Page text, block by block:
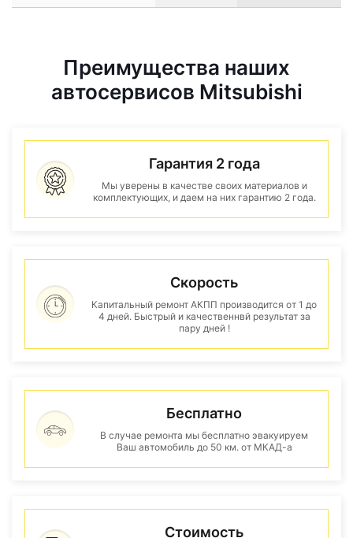
Преимущества наших
автосервисов Mitsubishi
Гарантия 2 года
Мы уверены в качестве своих материалов и
комплектующих, и даем на них гарантию 2 года.
Скорость
Капитальный ремонт АКПП производится от 1 до
4 дней. Быстрый и качественнвй результат за
пару дней !
Бесплатно
В случае ремонта мы бесплатно эвакуируем
Ваш автомобиль до 50 км. от МКАД-а
Стоимость